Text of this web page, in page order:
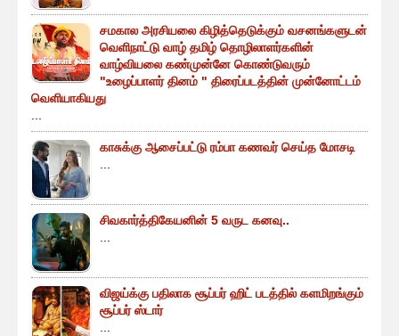
சமகால அரசியலை கிழித்தெடுக்கும் வசனங்களுடன்
வெளிநாட்டு வாழ் தமிழ் தொழிலாளர்களின்
வாழ்வியலை கண்முன்னே கொண்டுவரும்
"உழைப்பாளர் தினம் " திரைப்படத்தின் முன்னோட்டம்
வெளியாகியது
...
காசுக்கு ஆசைப்பட்டு ரம்பா கணவர் செய்த மோசடி
...
சிவகார்த்திகேயனின் 5 வருட கனவு..
...
விஜய்க்கு பதிலாக சூப்பர் ஹிட் படத்தில் களமிறங்கும்
சூப்பர் ஸ்டார்
...